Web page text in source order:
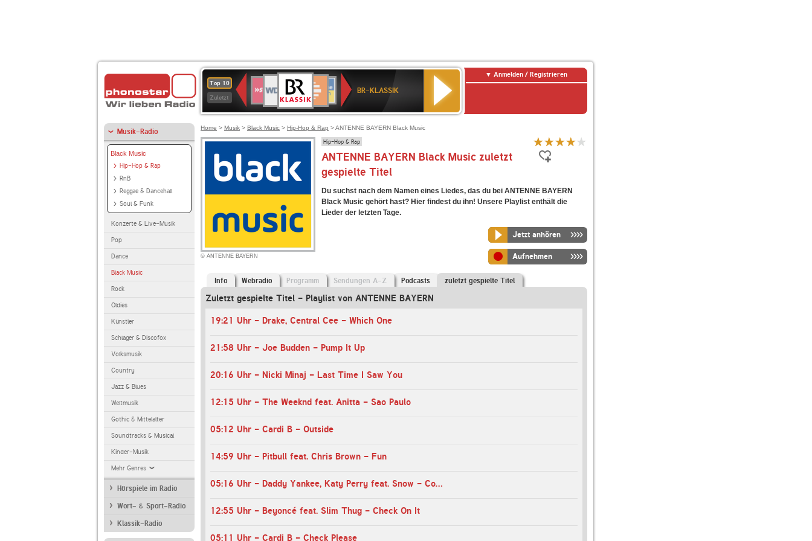
Top 10
Zuletzt
Deutschlandfunk
80er
90er
OLDIE
ANTENNE
4
BR-
KLASSIK
Deutschlandfunk
Kultur
ANTENNE
BAYERN
SWR
Kultur
NDR
2
BR-KLASSIK
Anmelden / Registrieren
Musik-Radio
Black Music
Hip-Hop & Rap
RnB
Reggae & Dancehall
Soul & Funk
Konzerte & Live-Musik
Pop
Dance
Black Music
Rock
Oldies
Künstler
Schlager & Discofox
Volksmusik
Country
Jazz & Blues
Weltmusik
Gothic & Mittelalter
Soundtracks & Musical
Kinder-Musik
Mehr Genres
Hörspiele im Radio
Wort- & Sport-Radio
Klassik-Radio
Home > Musik > Black Music > Hip-Hop & Rap > ANTENNE BAYERN Black Music
© ANTENNE BAYERN
Hip-Hop & Rap
ANTENNE BAYERN Black Music zuletzt
gespielte Titel
Du suchst nach dem Namen eines Liedes, das du bei ANTENNE BAYERN
Black Music gehört hast? Hier findest du ihn! Unsere Playlist enthält die
Lieder der letzten Tage.
Jetzt anhören
Aufnehmen
Info Webradio Programm Sendungen A-Z Podcasts zuletzt gespielte Titel
Zuletzt gespielte Titel - Playlist von ANTENNE BAYERN
19:21 Uhr - Drake, Central Cee - Which One
21:58 Uhr - Joe Budden - Pump It Up
20:16 Uhr - Nicki Minaj - Last Time I Saw You
12:15 Uhr - The Weeknd feat. Anitta - Sao Paulo
05:12 Uhr - Cardi B - Outside
14:59 Uhr - Pitbull feat. Chris Brown - Fun
05:16 Uhr - Daddy Yankee, Katy Perry feat. Snow - Con Calma (Remix)
12:55 Uhr - Beyoncé feat. Slim Thug - Check On It
05:11 Uhr - Cardi B - Check Please